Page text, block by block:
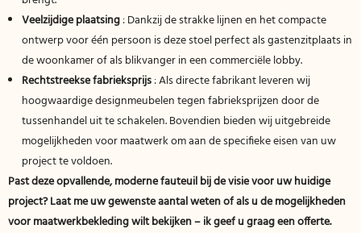
Veelzijdige plaatsing: Dankzij de strakke lijnen en het compacte
ontwerp voor één persoon is deze stoel perfect als gastenzitplaats in
de woonkamer of als blikvanger in een commerciële lobby.
Rechtstreekse fabrieksprijs: Als directe fabrikant leveren wij
hoogwaardige designmeubelen tegen fabrieksprijzen door de
tussenhandel uit te schakelen. Bovendien bieden wij uitgebreide
mogelijkheden voor maatwerk om aan de specifieke eisen van uw
project te voldoen.
Past deze opvallende, moderne fauteuil bij de visie voor uw huidige
project? Laat me uw gewenste aantal weten of als u de mogelijkheden
voor maatwerkbekleding wilt bekijken – ik geef u graag een offerte.